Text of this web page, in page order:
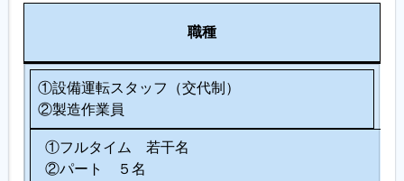
職種
①設備運転スタッフ（交代制）
②製造作業員
①フルタイム 若干名
②パート ５名